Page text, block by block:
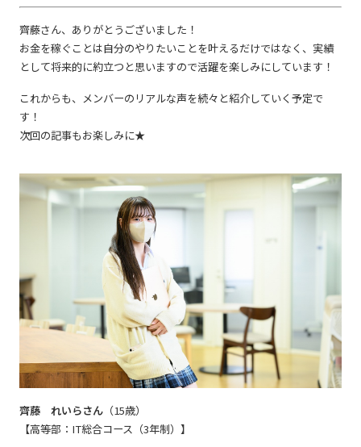
齊藤さん、ありがとうございました！
お金を稼ぐことは自分のやりたいことを叶えるだけではなく、実績
として将来的に約立つと思いますので活躍を楽しみにしています！
これからも、メンバーのリアルな声を続々と紹介していく予定で
す！
次回の記事もお楽しみに★
齊藤 れいらさん（15歳）
【高等部：IT総合コース（3年制）】